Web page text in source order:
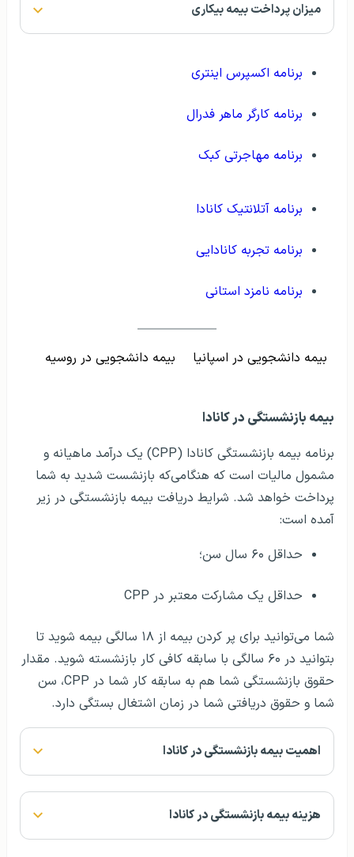
میزان پرداخت بیمه بیکاری
برنامه اکسپرس اینتری
برنامه کارگر ماهر فدرال
برنامه مهاجرتی کبک
برنامه آتلانتیک کانادا
برنامه تجربه کانادایی
برنامه نامزد استانی
بیمه دانشجویی در اسپانیا بیمه دانشجویی در روسیه
بیمه بازنشستگی در کانادا
برنامه بیمه بازنشستگی کانادا (CPP) یک درآمد ماهیانه و
مشمول مالیات است که هنگامی‌که بازنشست شدید به شما
پرداخت خواهد شد. شرایط دریافت بیمه بازنشستگی در زیر
آمده است:
حداقل ۶۰ سال سن؛
حداقل یک مشارکت معتبر در CPP
شما می‌توانید برای پر کردن بیمه از ۱۸ سالگی بیمه شوید تا
بتوانید در ۶۰ سالگی با سابقه کافی کار بازنشسته شوید. مقدار
حقوق بازنشستگی شما هم به سابقه کار شما در CPP، سن
شما و حقوق دریافتی شما در زمان اشتغال بستگی دارد.
اهمیت بیمه بازنشستگی در کانادا
هزینه بیمه بازنشستگی در کانادا